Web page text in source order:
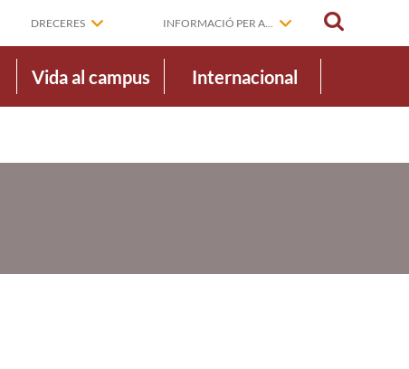
DRECERES INFORMACIÓ PER A...
Vida al campus Internacional